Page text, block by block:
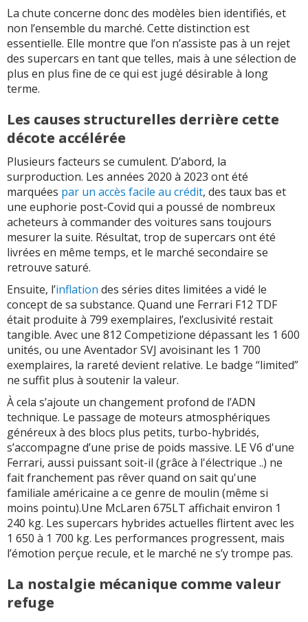
La chute concerne donc des modèles bien identifiés, et
non l’ensemble du marché. Cette distinction est
essentielle. Elle montre que l’on n’assiste pas à un rejet
des supercars en tant que telles, mais à une sélection de
plus en plus fine de ce qui est jugé désirable à long
terme.
Les causes structurelles derrière cette
décote accélérée
Plusieurs facteurs se cumulent. D’abord, la
surproduction. Les années 2020 à 2023 ont été
marquées par un accès facile au crédit, des taux bas et
une euphorie post-Covid qui a poussé de nombreux
acheteurs à commander des voitures sans toujours
mesurer la suite. Résultat, trop de supercars ont été
livrées en même temps, et le marché secondaire se
retrouve saturé.
Ensuite, l’inflation des séries dites limitées a vidé le
concept de sa substance. Quand une Ferrari F12 TDF
était produite à 799 exemplaires, l’exclusivité restait
tangible. Avec une 812 Competizione dépassant les 1 600
unités, ou une Aventador SVJ avoisinant les 1 700
exemplaires, la rareté devient relative. Le badge “limited”
ne suffit plus à soutenir la valeur.
À cela s’ajoute un changement profond de l’ADN
technique. Le passage de moteurs atmosphériques
généreux à des blocs plus petits, turbo-hybridés,
s’accompagne d’une prise de poids massive. LE V6 d'une
Ferrari, aussi puissant soit-il (grâce à l'électrique ..) ne
fait franchement pas rêver quand on sait qu'une
familiale américaine a ce genre de moulin (même si
moins pointu).Une McLaren 675LT affichait environ 1
240 kg. Les supercars hybrides actuelles flirtent avec les
1 650 à 1 700 kg. Les performances progressent, mais
l’émotion perçue recule, et le marché ne s’y trompe pas.
La nostalgie mécanique comme valeur
refuge